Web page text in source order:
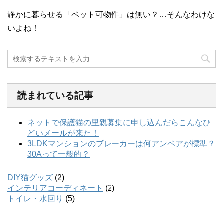
静かに暮らせる「ペット可物件」は無い？…そんなわけな
いよね！
読まれている記事
DIY猫グッズ (2)
インテリアコーディネート (2)
トイレ・水回り (5)